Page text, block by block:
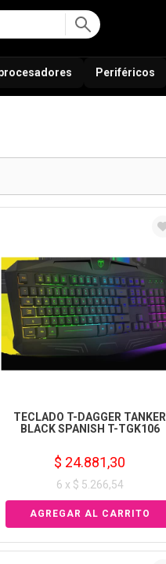
Periféricos
TECLADO T-DAGGER TANKER
BLACK SPANISH T-TGK106
$ 24.881,30
6 x $ 5.266,54